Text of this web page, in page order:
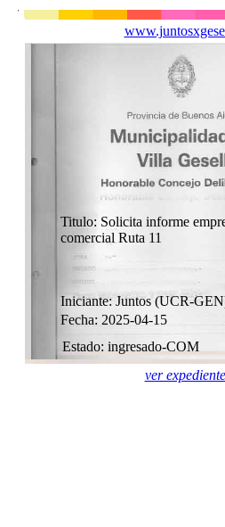
Titulo: Solicita informe
comercial Ruta 11
Fecha: 2025-04-15
Estado: ingresado-COM
Iniciante: Juntos (UCR-
ver expediente